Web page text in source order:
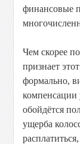
финансовые
Чем скорее
признает
формально,
компенсации
обойдётся
ущерба